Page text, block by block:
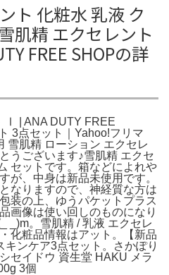
ト 化粧水 乳液 ク
肌精 エクセレント
FREE SHOPの詳
Ⅰ | ANA DUTY FREE
3点セット｜Yahoo!フリマ
雪肌精 ローション エクセレ
うございます♪雪肌精 エクセ
セットです。箱などによれや
が、中身は新品未使用です。
なりますので、神経質な方は
装の上、ゆうパケットプラス
画像は使い回しのものになり
_)m。雪肌精 / 乳液 エクセレ
化粧品情報はアット。【新品
ンケア3点セット。さかぽり
セイドウ 資生堂 HAKU メラ
3個